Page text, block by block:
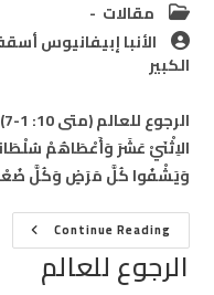
Post
category:
مقالات
Post
author:
الأنبا إبيفانيوس
الكبير
الاِثْنَيْ عَشَرَ وَأَعْطَاهُمْ
وَيَشْفُوا كُلَّ مَرَضٍ وَكُلَّ ضُعْفٍ. 2- وَأَمَّا أَسْمَاءُ
Continue Readingالرجوع
للعالمالرجوع للعالم